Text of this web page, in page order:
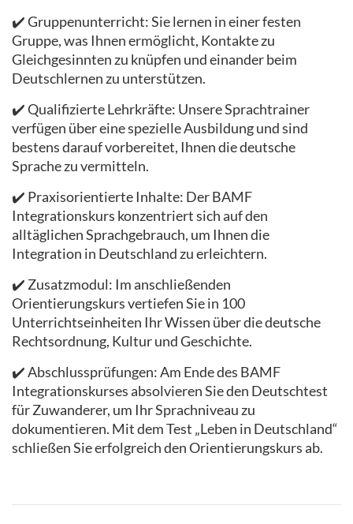
✔️ Gruppenunterricht: Sie lernen in einer festen
Gruppe, was Ihnen ermöglicht, Kontakte zu
Gleichgesinnten zu knüpfen und einander beim
Deutschlernen zu unterstützen.
✔️ Qualifizierte Lehrkräfte: Unsere Sprachtrainer
verfügen über eine spezielle Ausbildung und sind
bestens darauf vorbereitet, Ihnen die deutsche
Sprache zu vermitteln.
✔️ Praxisorientierte Inhalte: Der BAMF
Integrationskurs konzentriert sich auf den
alltäglichen Sprachgebrauch, um Ihnen die
Integration in Deutschland zu erleichtern.
✔️ Zusatzmodul: Im anschließenden
Orientierungskurs vertiefen Sie in 100
Unterrichtseinheiten Ihr Wissen über die deutsche
Rechtsordnung, Kultur und Geschichte.
✔️ Abschlussprüfungen: Am Ende des BAMF
Integrationskurses absolvieren Sie den Deutschtest
für Zuwanderer, um Ihr Sprachniveau zu
dokumentieren. Mit dem Test „Leben in Deutschland“
schließen Sie erfolgreich den Orientierungskurs ab.